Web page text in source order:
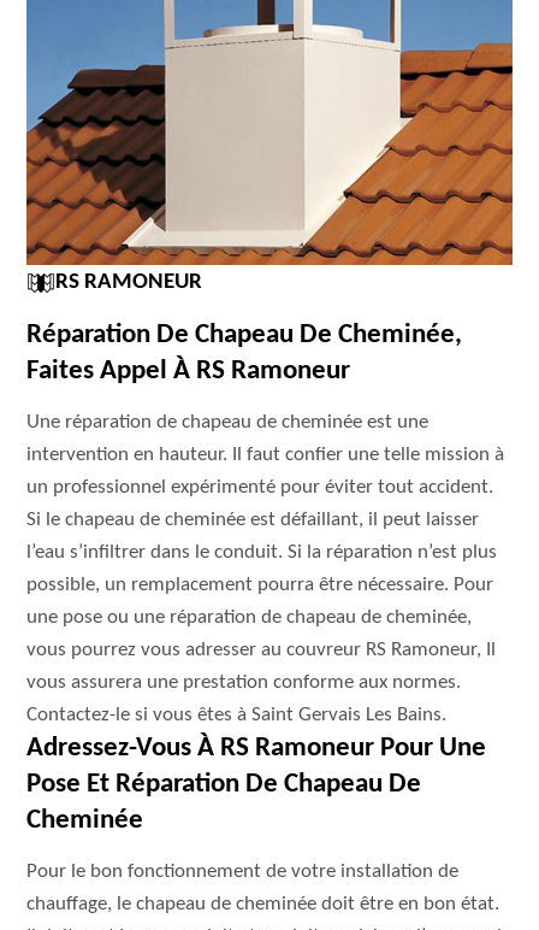
RS RAMONEUR
Réparation De Chapeau De Cheminée,
Faites Appel À RS Ramoneur
Une réparation de chapeau de cheminée est une
intervention en hauteur. Il faut confier une telle mission à
un professionnel expérimenté pour éviter tout accident.
Si le chapeau de cheminée est défaillant, il peut laisser
l’eau s’infiltrer dans le conduit. Si la réparation n’est plus
possible, un remplacement pourra être nécessaire. Pour
une pose ou une réparation de chapeau de cheminée,
vous pourrez vous adresser au couvreur RS Ramoneur, Il
vous assurera une prestation conforme aux normes.
Contactez-le si vous êtes à Saint Gervais Les Bains.
Adressez-Vous À RS Ramoneur Pour Une
Pose Et Réparation De Chapeau De
Cheminée
Pour le bon fonctionnement de votre installation de
chauffage, le chapeau de cheminée doit être en bon état.